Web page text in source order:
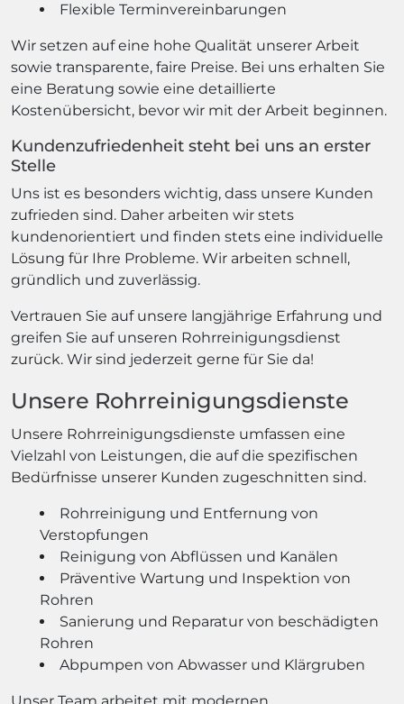
Flexible Terminvereinbarungen
Wir setzen auf eine hohe Qualität unserer Arbeit
sowie transparente, faire Preise. Bei uns erhalten Sie
eine Beratung sowie eine detaillierte
Kostenübersicht, bevor wir mit der Arbeit beginnen.
Kundenzufriedenheit steht bei uns an erster
Stelle
Uns ist es besonders wichtig, dass unsere Kunden
zufrieden sind. Daher arbeiten wir stets
kundenorientiert und finden stets eine individuelle
Lösung für Ihre Probleme. Wir arbeiten schnell,
gründlich und zuverlässig.
Vertrauen Sie auf unsere langjährige Erfahrung und
greifen Sie auf unseren Rohrreinigungsdienst
zurück. Wir sind jederzeit gerne für Sie da!
Unsere Rohrreinigungsdienste
Unsere Rohrreinigungsdienste umfassen eine
Vielzahl von Leistungen, die auf die spezifischen
Bedürfnisse unserer Kunden zugeschnitten sind.
Rohrreinigung und Entfernung von
Verstopfungen
Reinigung von Abflüssen und Kanälen
Präventive Wartung und Inspektion von
Rohren
Sanierung und Reparatur von beschädigten
Rohren
Abpumpen von Abwasser und Klärgruben